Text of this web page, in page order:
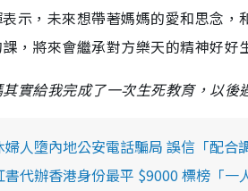
示，未來想帶著媽媽的愛和思念
，將來會繼承對方樂天的精神好好
其實給我完成了一次生死教育，以
婦人墮內地公安電話騙局 誤信「配合
書代辦香港身份最平 $9000 標榜「一